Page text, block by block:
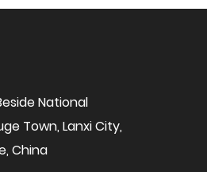
National
Town, Lanxi City,
China